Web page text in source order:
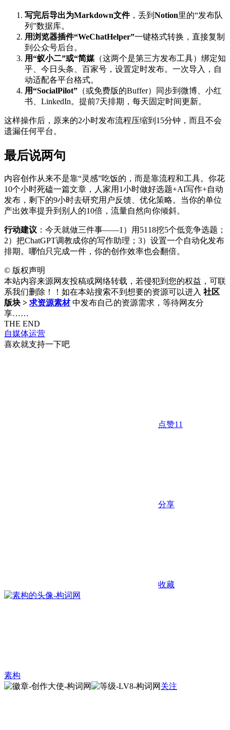
写完后导出为Markdown文件，丢到 Notion里的“发布队
列”数据库。
用浏览器插件“WeChatHelper”一键格式转换，直接复制
到公众号后台。
用“蚁小二”或“简媒 （这两个是第三方发布工具）绑定知
乎、今日头条、百家号，设置定时发布。一次导入，自
动适配各平台格式。
用“SocialPilot” （或免费版的Buffer）同步到微博、小红
书、LinkedIn。提前7天排期，每天固定时间更新。
这样操作后，原来的2小时发布流程压缩到15分钟，而且不会
遗漏任何平台。
最后说两句
内容创作从来不是靠“灵感”吃饭的，而是靠流程和工具。你花
10个小时死磕一篇文章，人家用1小时做好选题+AI写作+自动
发布，剩下的9小时去研究用户反馈、优化策略。当你的单位
产出效率提升到别人的10倍，流量自然向你倾斜。
行动建议 ：今天就做三件事——1）用5118挖5个低竞争选题；
2）把ChatGPT调教成你的写作助理；3）设置一个自动化发布
排期。哪怕只完成一件，你的创作效率也会翻倍。
© 版权声明
本站内容来源网友投稿或网络转载，若侵犯到您的权益，可联
系我们删除！！如在本站搜索不到想要的资源可以进入 社区
版块 > 求资源素材 中发布自己的资源需求，等待网友分
享……
THE END
自媒体运营
喜欢就支持一下吧
点赞11
分享
收藏
素构
关注